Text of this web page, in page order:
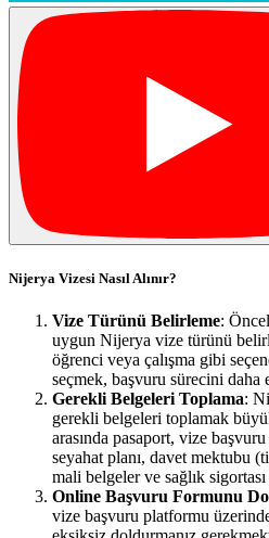
Nijerya Vizesi Nasıl Alınır?
Vize Türünü Belirleme:
uygun Nijerya vize türünü
öğrenci veya çalışma gibi
seçmek, başvuru sürecini daha
Gerekli Belgeleri Toplama:
gerekli belgeleri toplamak
arasında pasaport, vize
seyahat planı, davet mektubu
mali belgeler ve sağlık
Online Başvuru Formunu
vize başvuru platformu